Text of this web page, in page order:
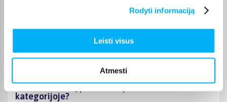
Rodyti informaciją
Leisti visus
Atmesti
Kiek prekių yra Fittydent Burnos ir dantų
priežiūros priemonės kategorijos asortimente
ir kokia žemiausia kaina?
Burnos ir dantų priežiūros priemonės
kategorijoje?